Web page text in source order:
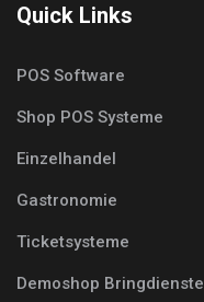
Quick Links
POS Software
Shop POS Systeme
Einzelhandel
Gastronomie
Ticketsysteme
Demoshop Bringdienste